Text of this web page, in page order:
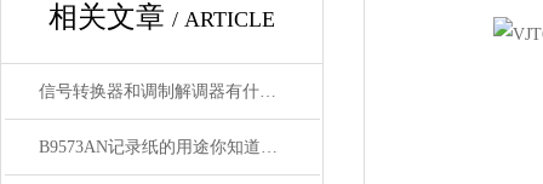
相关文章 / ARTICLE
信号转换器和调制解调器有什么区别
B9573AN记录纸的用途你知道吗？